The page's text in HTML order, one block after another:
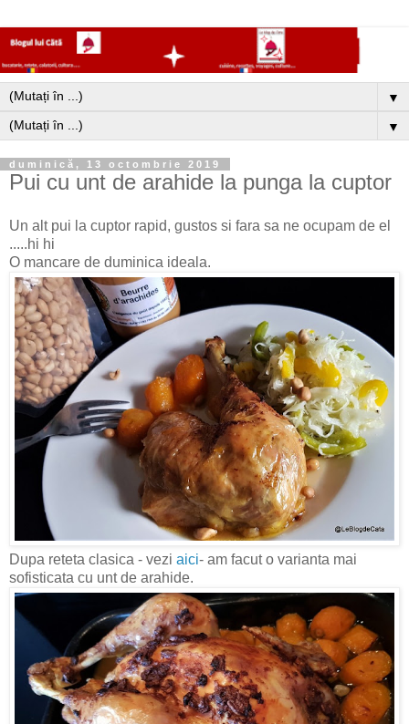
▼
▼
duminică, 13 octombrie 2019
Pui cu unt de arahide la punga la cuptor
Un alt pui la cuptor rapid, gustos si fara sa ne ocupam de el
.....hi hi
O mancare de duminica ideala.
Dupa reteta clasica - vezi aici- am facut o varianta mai
sofisticata cu unt de arahide.